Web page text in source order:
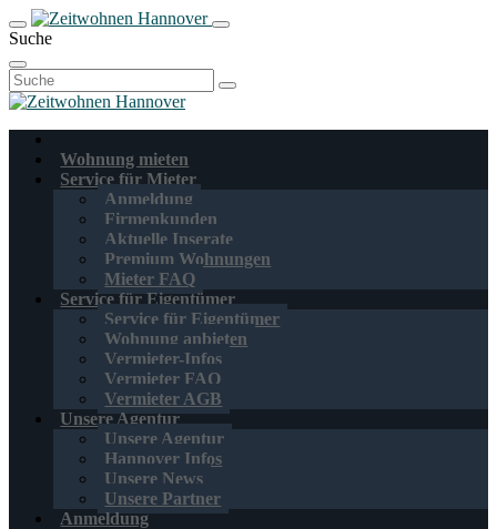
Suche
Suchen
nach:
Wohnung mieten
Service für Mieter
Anmeldung
Firmenkunden
Aktuelle Inserate
Premium Wohnungen
Mieter FAQ
Service für Eigentümer
Service für Eigentümer
Wohnung anbieten
Vermieter-Infos
Vermieter FAQ
Vermieter AGB
Unsere Agentur
Unsere Agentur
Hannover Infos
Unsere News
Unsere Partner
Anmeldung